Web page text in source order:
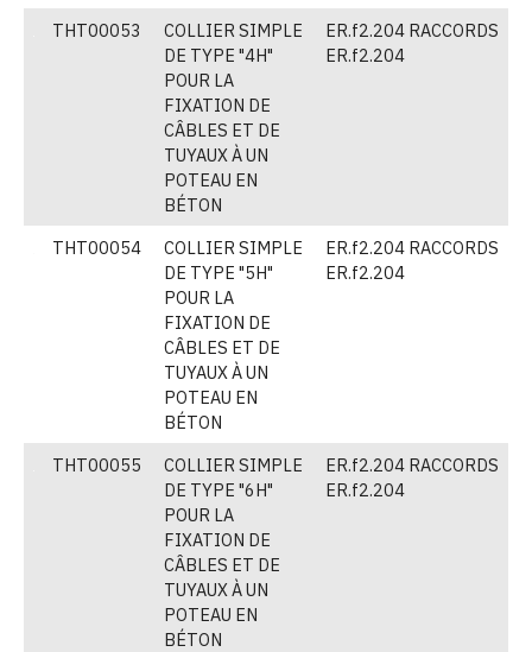
THT00053
COLLIER SIMPLE
DE TYPE "4H"
POUR LA
FIXATION DE
CÂBLES ET DE
TUYAUX À UN
POTEAU EN
BÉTON
ER.f2.204 RACCORDS
ER.f2.204
THT00054
COLLIER SIMPLE
DE TYPE "5H"
POUR LA
FIXATION DE
CÂBLES ET DE
TUYAUX À UN
POTEAU EN
BÉTON
ER.f2.204 RACCORDS
ER.f2.204
THT00055
COLLIER SIMPLE
DE TYPE "6H"
POUR LA
FIXATION DE
CÂBLES ET DE
TUYAUX À UN
POTEAU EN
BÉTON
ER.f2.204 RACCORDS
ER.f2.204